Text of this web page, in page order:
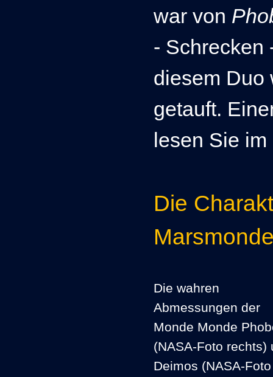
war von
- Schrecken
diesem Duo
getauft.
lesen Sie im
Die
Die wahren
Abmessungen der
Monde Monde
(NASA-Foto rechts)
Deimos (NASA-Foto